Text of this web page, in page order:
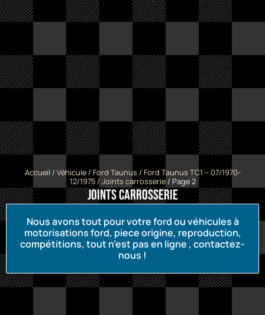
Accueil / Véhicule/ Ford Taunus/ Ford Taunus TC1 -- 07/1970-
12/1975/ Joints carrosserie/ Page 2
Joints carrosserie
Nous avons tout pour votre ford ou véhicules à
motorisations ford, piece origine, reproduction,
compétitions, tout n’est pas en ligne , contactez-
nous !